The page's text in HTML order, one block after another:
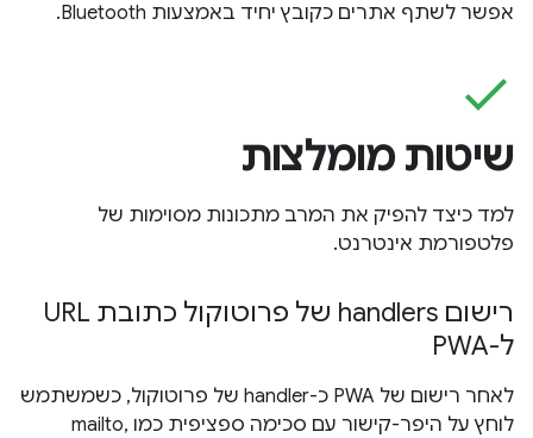
אפשר לשתף אתרים כקובץ יחיד באמצעות Bluetooth.
check
שיטות מומלצות
למד כיצד להפיק את המרב מתכונות מסוימות של
פלטפורמת אינטרנט.
רישום handlers של פרוטוקול כתובת URL
ל-PWA
לאחר רישום של PWA כ-handler של פרוטוקול, כשמשתמש
לוחץ על היפר-קישור עם סכימה ספציפית כמו mailto,